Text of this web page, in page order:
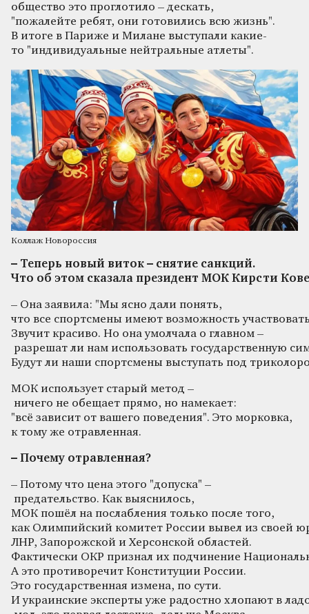
общество это проглотило – дескать,
"пожалейте ребят, они готовились всю жизнь".
В итоге в Париже и Милане выступали какие-
то "индивидуальные нейтральные атлеты".
Коллаж Новороссия
– Теперь новый виток – снятие санкций.
Что об этом сказала президент МОК Кирсти
– Она заявила: "Мы ясно дали понять,
что все спортсмены имеют возможность
Звучит красиво. Но она умолчала о главном –
разрешат ли нам использовать государственную
Будут ли наши спортсмены выступать под
МОК использует старый метод –
ничего не обещает прямо, но намекает:
"всё зависит от вашего поведения". Это морковка,
к тому же отравленная.
– Почему отравленная?
– Потому что цена этого "допуска" –
предательство. Как выяснилось,
МОК пошёл на послабления только после того,
как Олимпийский комитет России вывел из своей
ЛНР, Запорожской и Херсонской областей.
Фактически ОКР признал их подчинение
А это противоречит Конституции России.
Это государственная измена, по сути.
И украинские эксперты уже радостно хлопают в